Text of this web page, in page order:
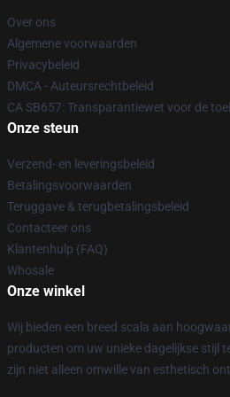
Over ons
Algemene voorwaarden
Privacybeleid
DMCA - Auteursrechtbeleid
CA SB657: Transparantiewet voor de
Onze steun
Verzend- en leveringsbeleid
Betalingsvoorwaarden
Teruggave & terugbetalingsbeleid
Contacteer ons
Klantenhulp (FAQ)
Whosale
Onze winkel
Wij bieden een breed scala aan
producten om uw unieke dagelijkse stijl
zijn niet alleen omwille van esthetisch